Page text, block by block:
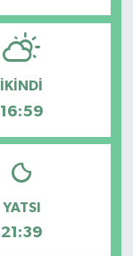
İKINDI
16:59
YATSI
21:39